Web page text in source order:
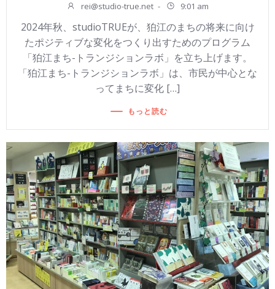
rei@studio-true.net - 9:01 am
2024年秋、studioTRUEが、狛江のまちの将来に向け
たポジティブな変化をつくり出すためのプログラム
「狛江まち-トランジションラボ」を立ち上げます。
「狛江まち-トランジションラボ」は、市民が中心とな
ってまちに変化 […]
もっと読む